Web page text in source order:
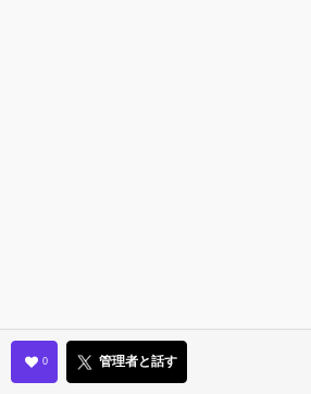
0 管理者と話す